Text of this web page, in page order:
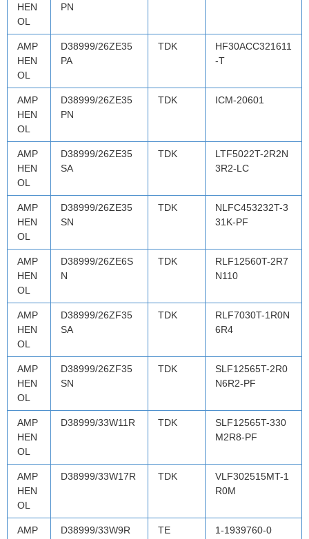
HEN
OL
PN
AMP
HEN
OL
D38999/26ZE35
PA
TDK
HF30ACC321611
-T
AMP
HEN
OL
D38999/26ZE35
PN
TDK ICM-20601
AMP
HEN
OL
D38999/26ZE35
SA
TDK
LTF5022T-2R2N
3R2-LC
AMP
HEN
OL
D38999/26ZE35
SN
TDK
NLFC453232T-3
31K-PF
AMP
HEN
OL
D38999/26ZE6S
N
TDK
RLF12560T-2R7
N110
AMP
HEN
OL
D38999/26ZF35
SA
TDK
RLF7030T-1R0N
6R4
AMP
HEN
OL
D38999/26ZF35
SN
TDK
SLF12565T-2R0
N6R2-PF
AMP
HEN
OL
D38999/33W11R TDK
SLF12565T-330
M2R8-PF
AMP
HEN
OL
D38999/33W17R TDK
VLF302515MT-1
R0M
AMP
D38999/33W9R TE 1-1939760-0